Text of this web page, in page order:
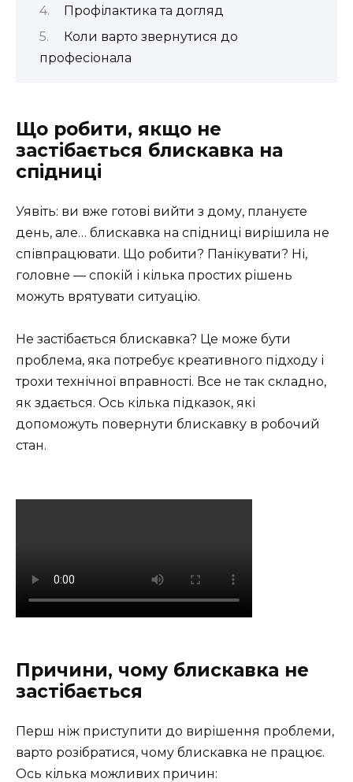
Профілактика та догляд
Коли варто звернутися до
професіонала
Що робити, якщо не
застібається блискавка на
спідниці
Уявіть: ви вже готові вийти з дому, плануєте
день, але… блискавка на спідниці вирішила не
співпрацювати. Що робити? Панікувати? Ні,
головне — спокій і кілька простих рішень
можуть врятувати ситуацію.
Не застібається блискавка? Це може бути
проблема, яка потребує креативного підходу і
трохи технічної вправності. Все не так складно,
як здається. Ось кілька підказок, які
допоможуть повернути блискавку в робочий
стан.
Причини, чому блискавка не
застібається
Перш ніж приступити до вирішення проблеми,
варто розібратися, чому блискавка не працює.
Ось кілька можливих причин: